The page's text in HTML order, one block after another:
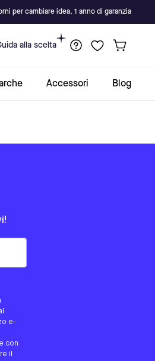
per cambiare idea, 1 anno di garanzia
alla scelta
Accessori Blog
e-
con
il